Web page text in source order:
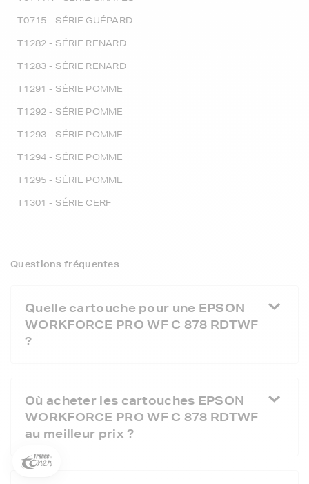
T0715 - SÉRIE GUÉPARD
T1282 - SÉRIE RENARD
T1283 - SÉRIE RENARD
T1291 - SÉRIE POMME
T1292 - SÉRIE POMME
T1293 - SÉRIE POMME
T1294 - SÉRIE POMME
T1295 - SÉRIE POMME
T1301 - SÉRIE CERF
Questions fréquentes
Quelle cartouche pour une EPSON
WORKFORCE PRO WF C 878 RDTWF
?
Où acheter les cartouches EPSON
WORKFORCE PRO WF C 878 RDTWF
au meilleur prix ?
5€
Inscrivez-vous à notre newsletter, suivez notre actualité et
commande * !